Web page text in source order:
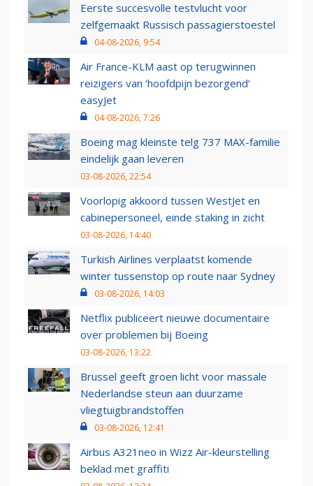
Eerste succesvolle testvlucht voor
zelfgemaakt Russisch passagierstoestel
04-08-2026, 9:54
Air France-KLM aast op terugwinnen
reizigers van ‘hoofdpijn bezorgend’
easyJet
04-08-2026, 7:26
Boeing mag kleinste telg 737 MAX-familie
eindelijk gaan leveren
03-08-2026, 22:54
Voorlopig akkoord tussen WestJet en
cabinepersoneel, einde staking in zicht
03-08-2026, 14:40
Turkish Airlines verplaatst komende
winter tussenstop op route naar Sydney
03-08-2026, 14:03
Netflix publiceert nieuwe documentaire
over problemen bij Boeing
03-08-2026, 13:22
Brussel geeft groen licht voor massale
Nederlandse steun aan duurzame
vliegtuigbrandstoffen
03-08-2026, 12:41
Airbus A321neo in Wizz Air-kleurstelling
beklad met graffiti